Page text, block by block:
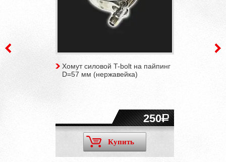
Хомут силовой T-bolt на пайпинг
D=57 мм (нержавейка)
250
Купить